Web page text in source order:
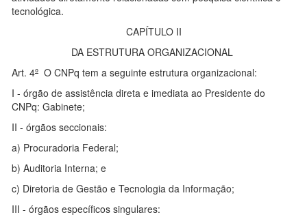
tecnológica.
CAPÍTULO II
DA ESTRUTURA ORGANIZACIONAL
Art. 4º O CNPq tem a seguinte estrutura organizacional:
I - órgão de assistência direta e imediata ao Presidente do
CNPq: Gabinete;
II - órgãos seccionais:
a) Procuradoria Federal;
b) Auditoria Interna; e
c) Diretoria de Gestão e Tecnologia da Informação;
III - órgãos específicos singulares: